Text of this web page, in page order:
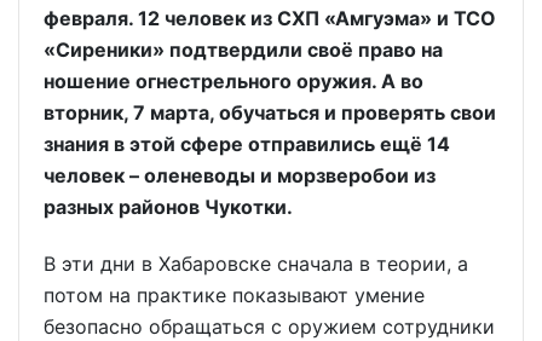
февраля. 12 человек из СХП «Амгуэма» и ТСО
«Сиреники» подтвердили своё право на
ношение огнестрельного оружия. А во
вторник, 7 марта, обучаться и проверять свои
знания в этой сфере отправились ещё 14
человек – оленеводы и морзверобои из
разных районов Чукотки.
В эти дни в Хабаровске сначала в теории, а
потом на практике показывают умение
безопасно обращаться с оружием сотрудники